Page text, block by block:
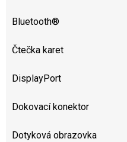
Bluetooth®
Čtečka karet
DisplayPort
Dokovací konektor
Dotyková obrazovka